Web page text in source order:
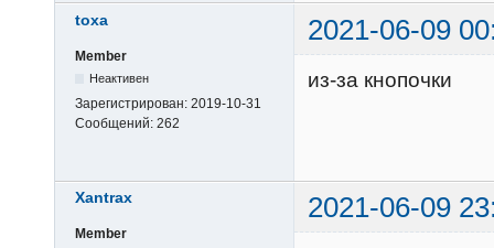
toxa 2021-06-09
Member
Неактивен
Зарегистрирован: 2019-10-31
Сообщений: 262
из-за кнопочки
Xantrax 2021-06-09
Member